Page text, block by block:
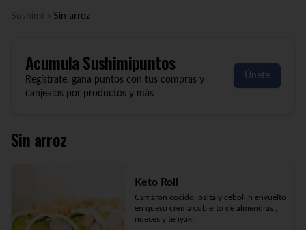
Sushimi Sin arroz
AcumulaSushimipuntos
Regístrate, gana puntos con tus compras y
canjealos por productos y más
Únete
Sin arroz
Keto Roll
Camarón cocido, palta y cebollín envuelto
en queso crema cubierto de almendras ,
nueces y teriyaki.